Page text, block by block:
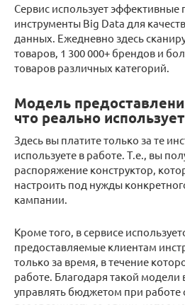
Сервис использует эффективные
инструменты Big Data для
данных. Ежедневно здесь
товаров, 1 300 000+ брендов и
товаров различных категорий.
Модель
что реально
Здесь вы платите только за те
используете в работе. Т.е., вы
распоряжение конструктор,
настроить под нужды
кампании.
Кроме того, в сервисе
предоставляемые клиентам
только за время, в течение
работе. Благодаря такой модели
управлять бюджетом при работе